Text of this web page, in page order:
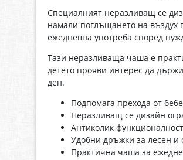
Специалният неразливащ се
намали поглъщането на въздух
ежедневна употреба според
Тази неразливаща чаша е
детето прояви интерес да
ден.
Подпомага прехода от
Неразливащ се дизайн
Антиколик
Удобни дръжки за лесен и
Практична чаша за